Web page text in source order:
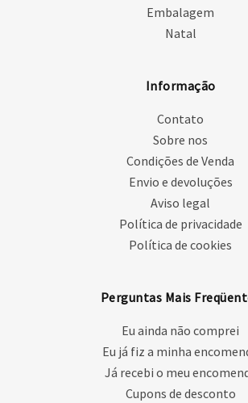
Embalagem
Natal
Informação
Contato
Sobre nos
Condições de Venda
Envio e devoluções
Aviso legal
Política de privacidade
Política de cookies
Perguntas Mais
Eu ainda não comprei
Eu já fiz a minha
Já recebi o meu
Cupons de desconto